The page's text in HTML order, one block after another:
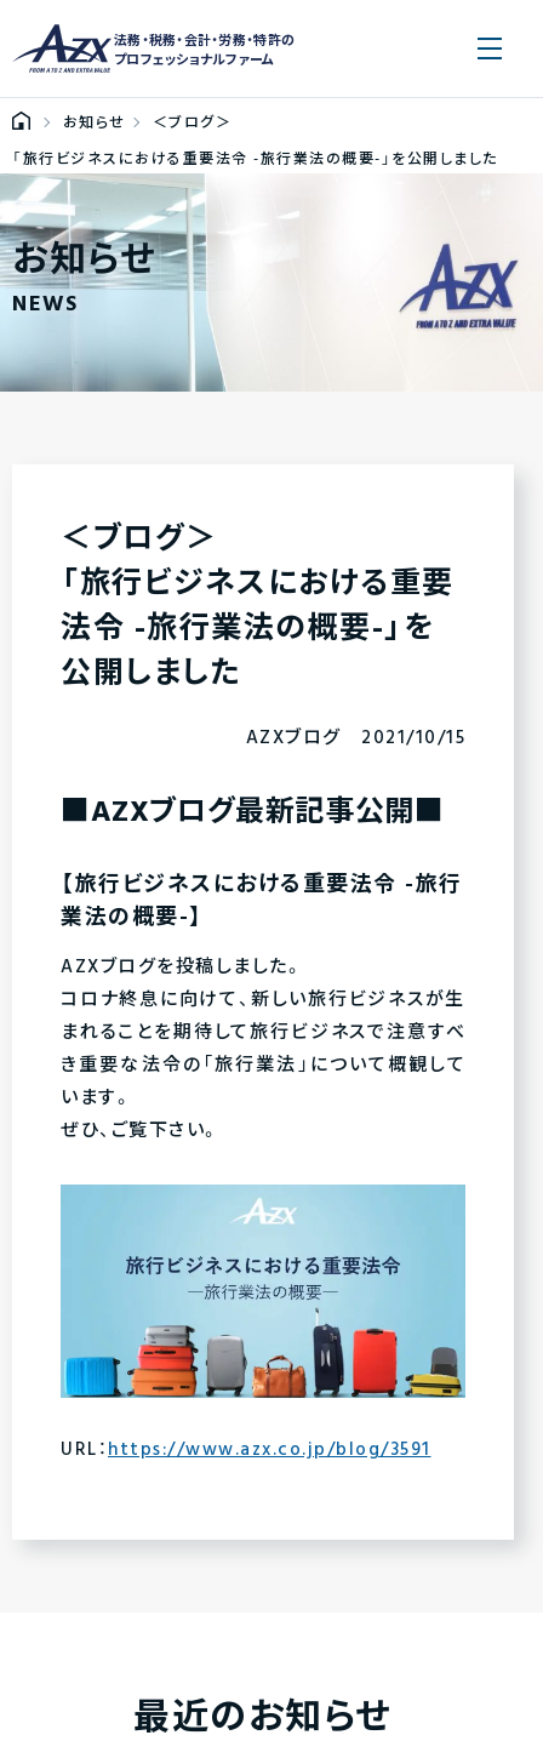
法務・税務・会計・労務・特許の
プロフェッショナルファーム
お知らせ
＜ブログ＞
「旅行ビジネスにおける重要法令 -旅行業法の概要-」を公開しました
お知らせ
NEWS
＜ブログ＞
「旅行ビジネスにおける重要
法令 -旅行業法の概要-」を
公開しました
AZXブログ 2021/10/15
■AZXブログ最新記事公開■
【旅行ビジネスにおける重要法令 -旅行
業法の概要-】
AZXブログを投稿しました。
コロナ終息に向けて、新しい旅行ビジネスが生
まれることを期待して旅行ビジネスで注意すべ
き重要な法令の「旅行業法」について概観して
います。
ぜひ、ご覧下さい。
URL：https://www.azx.co.jp/blog/3591
最近のお知らせ